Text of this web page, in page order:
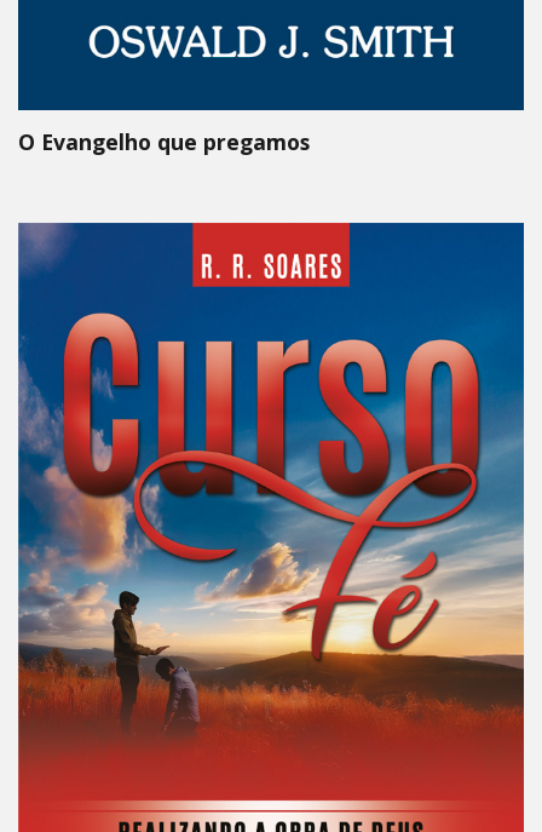
O Evangelho que pregamos